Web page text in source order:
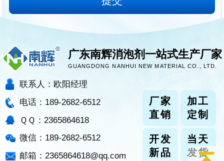
广东南辉消泡剂一站式生产厂家
GUANGDONG NANHUI NEW MATERIAL CO., LTD.
厂家
直销
加工
定制
开发
新品
当天
发货
联系人：欧阳经理
电话：189-2682-6512
ＱＱ：2365864618
微信：189-2682-6512
邮箱：2365864618@qq.com